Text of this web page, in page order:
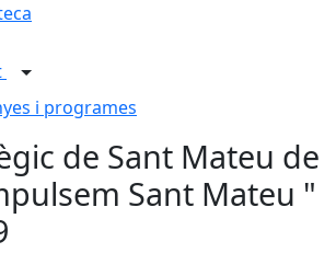
i programes
de Sant Mateu de
Sant Mateu "